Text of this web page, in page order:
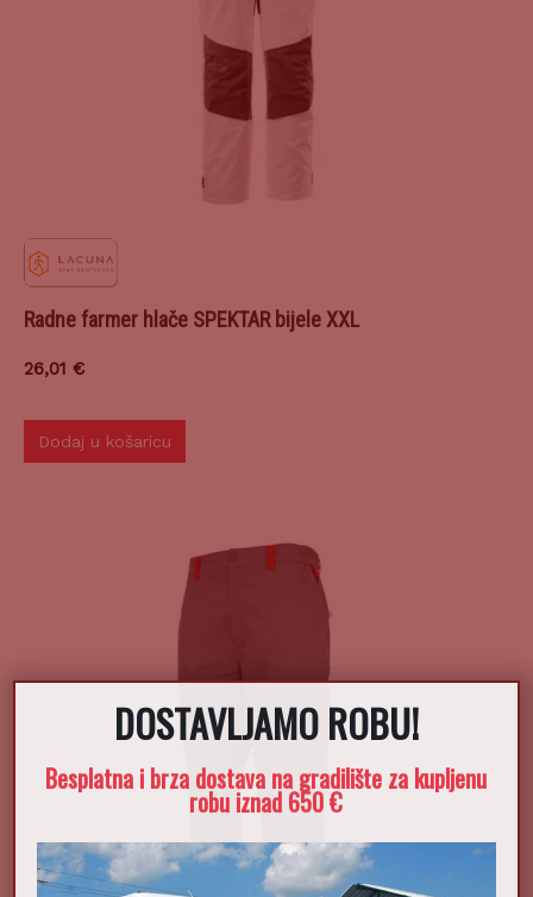
Radne farmer hlače SPEKTAR bijele XXL
26,01 €
Dodaj u košaricu
DOSTAVLJAMO ROBU!
Besplatna i brza dostava na gradilište za kupljenu
robu iznad 650 €